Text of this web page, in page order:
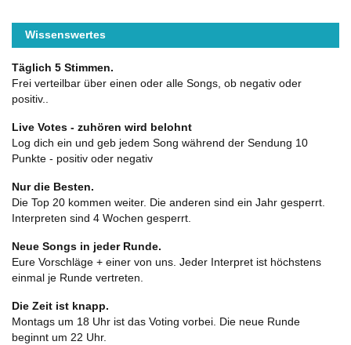
Wissenswertes
Täglich 5 Stimmen.
Frei verteilbar über einen oder alle Songs, ob negativ oder
positiv..
Live Votes - zuhören wird belohnt
Log dich ein und geb jedem Song während der Sendung 10
Punkte - positiv oder negativ
Nur die Besten.
Die Top 20 kommen weiter. Die anderen sind ein Jahr gesperrt.
Interpreten sind 4 Wochen gesperrt.
Neue Songs in jeder Runde.
Eure Vorschläge + einer von uns. Jeder Interpret ist höchstens
einmal je Runde vertreten.
Die Zeit ist knapp.
Montags um 18 Uhr ist das Voting vorbei. Die neue Runde
beginnt um 22 Uhr.